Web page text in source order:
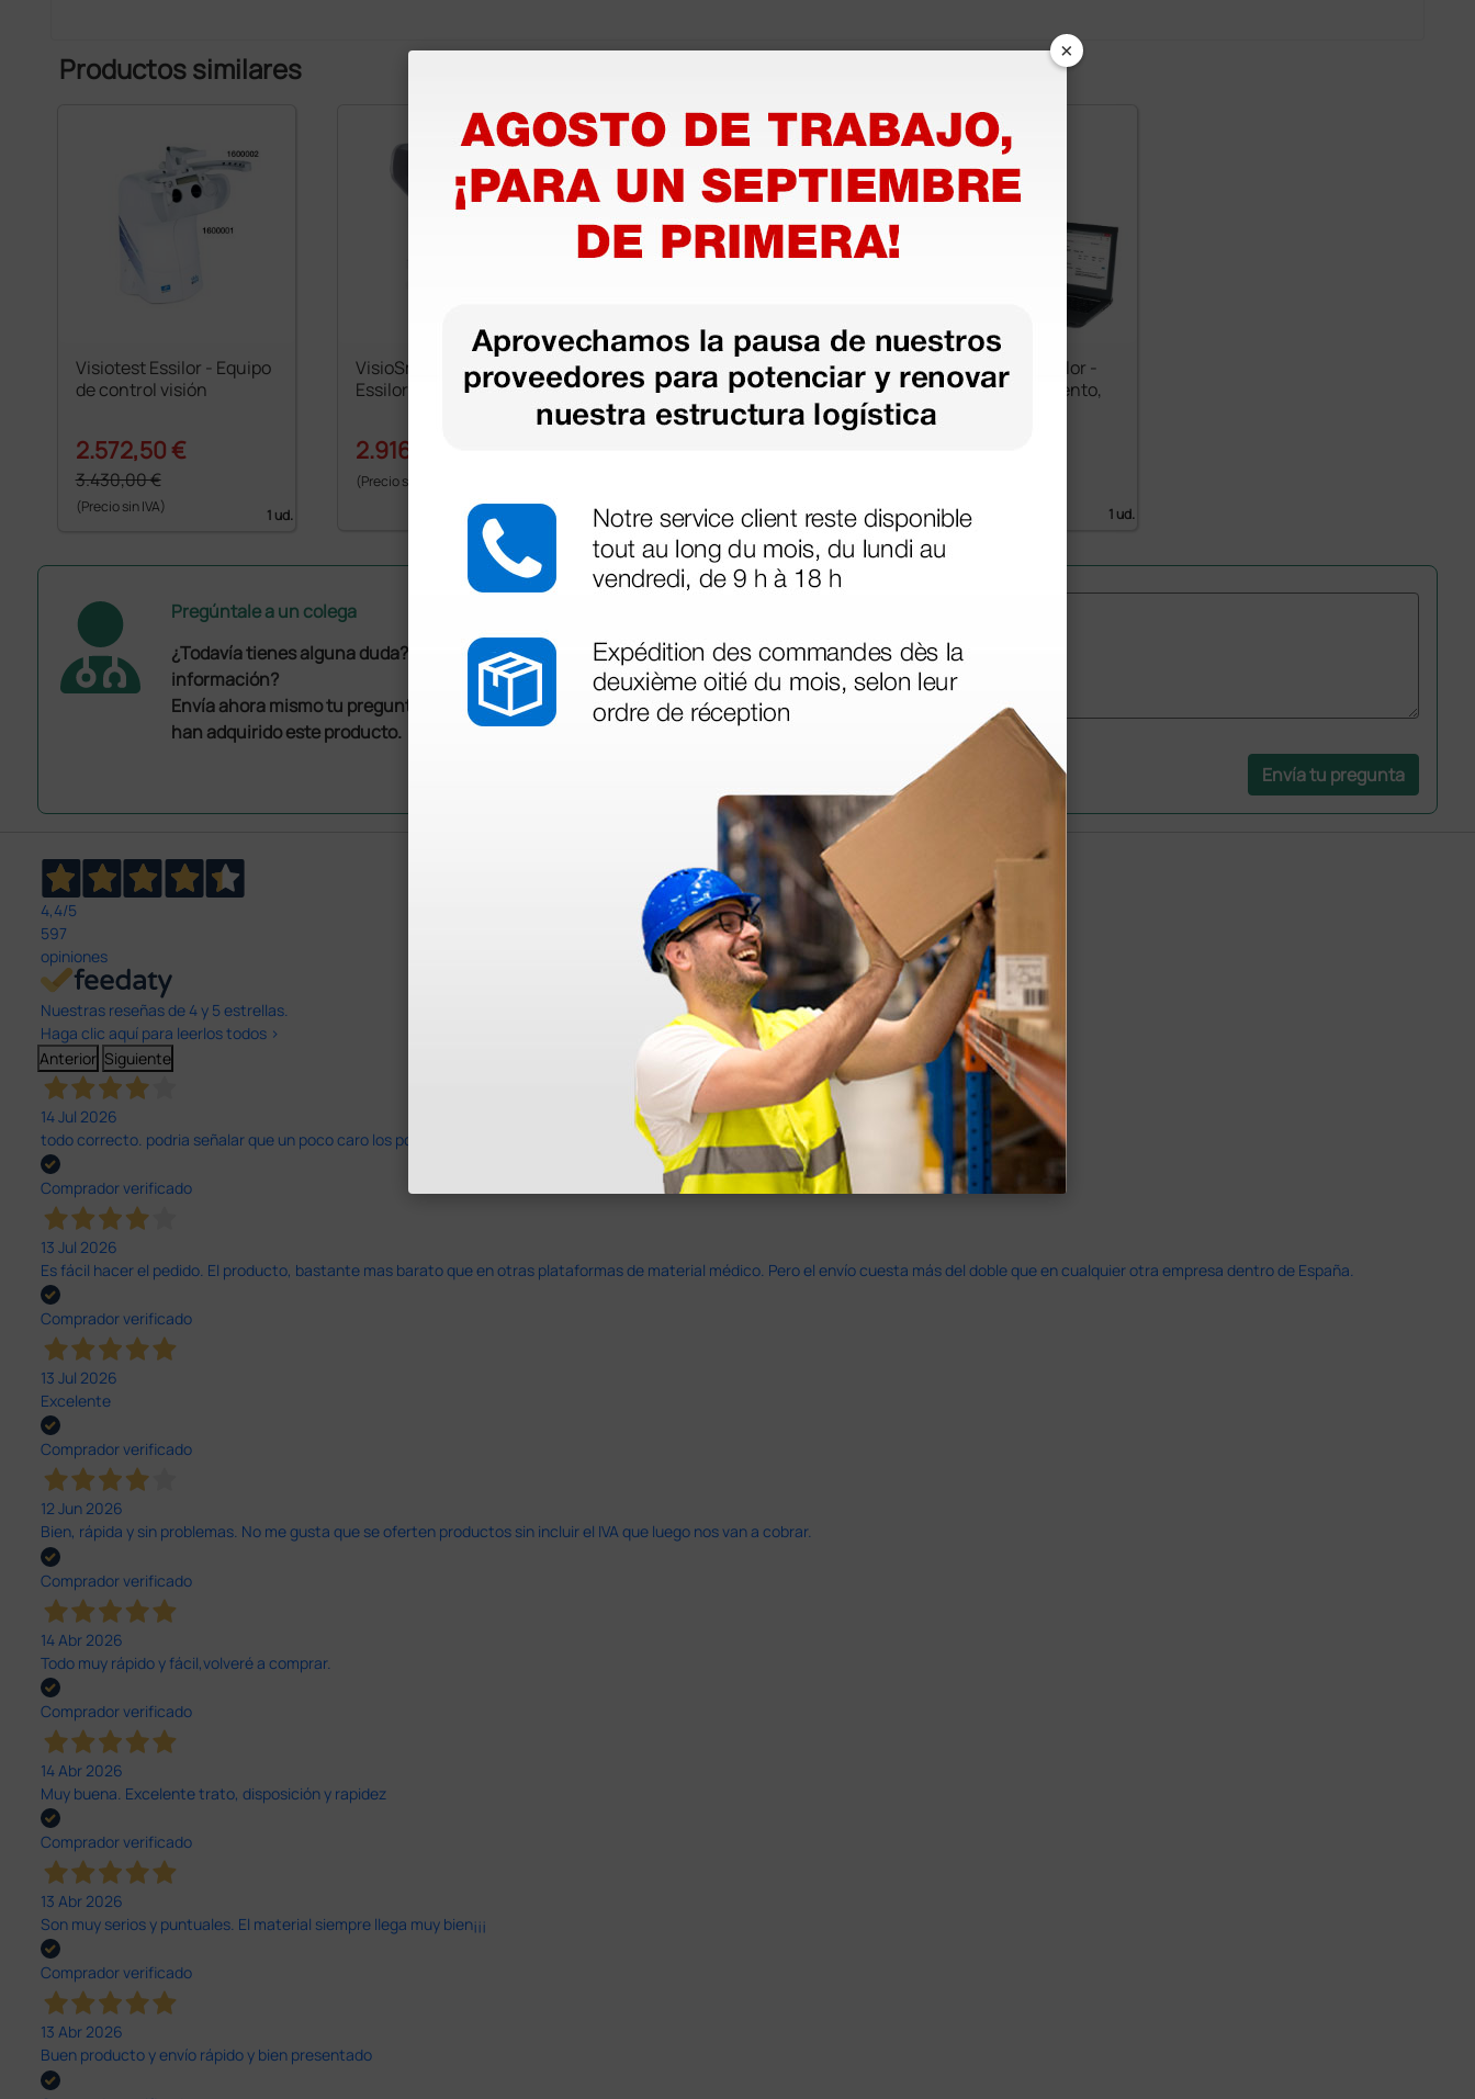
Productos similares
Visiotest Essilor - Equipo
de control visión
2.572,50 €
3.430,00 €
(Precio sin IVA) 1 ud.
VisioSmart Classic -
Essilor
2.916,40 €
(Precio sin IVA)
1 ud.
VisioSmart Elite Essilor -
Con Deslumbramiento,
Mesópica y CVPV -
Incluye Tablet de 7"
1 ud.
VisioSmart PC Essilor -
Con Deslumbramiento,
Mesópica y CVPV
1 ud.
Pregúntale a un colega
¿Todavía tienes alguna duda? ¿Necesitas más
información?
Envía ahora mismo tu pregunta a los colegas que ya
han adquirido este producto.
Envía tu pregunta
4,4/5
597
opiniones
Nuestras reseñas de 4 y 5 estrellas.
Haga clic aquí para leerlos todos >
Anterior Siguiente
14 Jul 2026
todo correcto. podria señalar que un poco caro los portes y el plazo de entrega se alarga.
Comprador verificado
13 Jul 2026
Es fácil hacer el pedido. El producto, bastante mas barato que en otras plataformas de material médico. Pero el envío cuesta más del doble que en cualquier otra empresa dentro de España.
Comprador verificado
13 Jul 2026
Excelente
Comprador verificado
12 Jun 2026
Bien, rápida y sin problemas. No me gusta que se oferten productos sin incluir el IVA que luego nos van a cobrar.
Comprador verificado
14 Abr 2026
Todo muy rápido y fácil,volveré a comprar.
Comprador verificado
14 Abr 2026
Muy buena. Excelente trato, disposición y rapidez
Comprador verificado
13 Abr 2026
Son muy serios y puntuales. El material siempre llega muy bien¡¡¡
Comprador verificado
13 Abr 2026
Buen producto y envío rápido y bien presentado
×